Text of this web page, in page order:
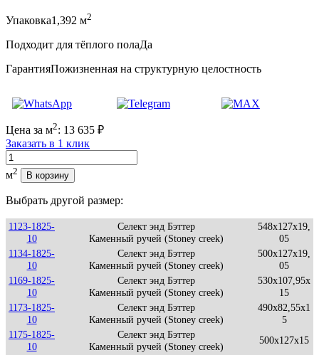
Упаковка1,392 м2
Подходит для тёплого полаДа
ГарантияПожизненная на структурную целостность
Цена за м2: 13 635 ₽
Заказать в 1 клик
Количество
м2 В корзину
Выбрать другой размер:
1123-1825-
10
Селект энд Бэттер
Каменный ручей (Stoney creek)
548x127x19,
05
1134-1825-
10
Селект энд Бэттер
Каменный ручей (Stoney creek)
500x127x19,
05
1169-1825-
10
Селект энд Бэттер
Каменный ручей (Stoney creek)
530x107,95x
15
1173-1825-
10
Селект энд Бэттер
Каменный ручей (Stoney creek)
490x82,55x1
5
1175-1825-
10
Селект энд Бэттер
Каменный ручей (Stoney creek)
500x127x15